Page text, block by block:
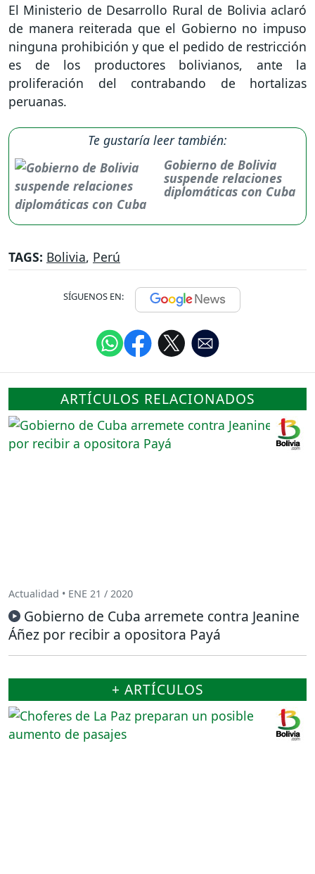
El Ministerio de Desarrollo Rural de Bolivia aclaró
de manera reiterada que el Gobierno no impuso
ninguna prohibición y que el pedido de restricción
es de los productores bolivianos, ante la
proliferación del contrabando de hortalizas
peruanas.
Te gustaría leer también:
Gobierno de Bolivia
suspende relaciones
diplomáticas con Cuba
TAGS: Bolivia, Perú
SÍGUENOS EN:
ARTÍCULOS RELACIONADOS
Actualidad • ENE 21 / 2020
Gobierno de Cuba arremete contra Jeanine
Áñez por recibir a opositora Payá
+ ARTÍCULOS